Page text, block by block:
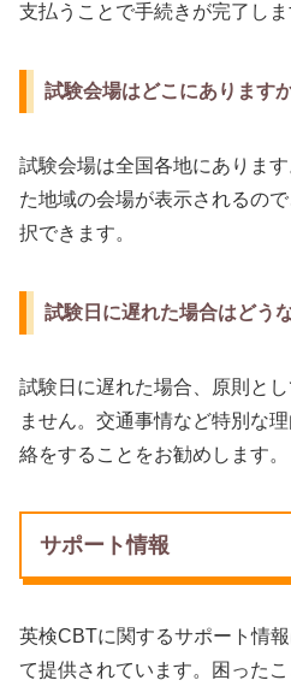
支払うことで手続きが完了しま
試験会場はどこにあります
試験会場は全国各地にありま
た地域の会場が表示されるの
択できます。
試験日に遅れた場合はどう
試験日に遅れた場合、原則と
ません。交通事情など特別な
絡をすることをお勧めします。
サポート情報
英検CBTに関するサポート情
て提供されています。困った